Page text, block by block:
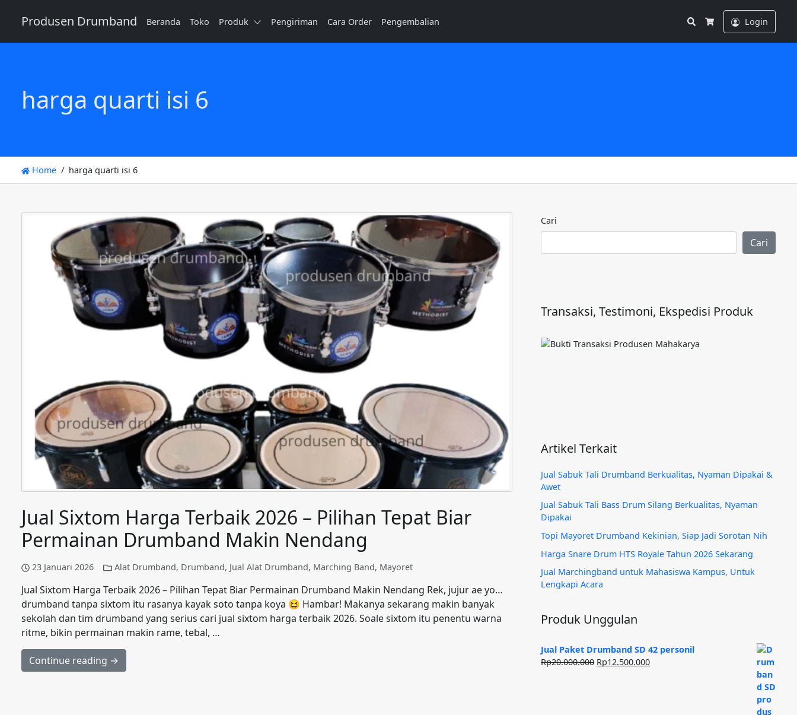
Produsen Drumband Beranda Toko Produk Pengiriman Cara Order Pengembalian
Search
Cart
Login
harga quarti isi 6
Home harga quarti isi 6
Jual Sixtom Harga Terbaik 2026 – Pilihan Tepat Biar
Permainan Drumband Makin Nendang
23 Januari 2026 Alat Drumband, Drumband, Jual Alat Drumband, Marching Band, Mayoret
Jual Sixtom Harga Terbaik 2026 – Pilihan Tepat Biar Permainan Drumband Makin Nendang Rek, jujur ae yo…
drumband tanpa sixtom itu rasanya kayak soto tanpa koya 😆 Hambar! Makanya sekarang makin banyak
sekolah dan tim drumband yang serius cari jual sixtom harga terbaik 2026. Soale sixtom itu penentu warna
ritme, bikin permainan makin rame, tebal, …
Continue reading →
Cari
Cari
Transaksi, Testimoni, Ekspedisi Produk
Artikel Terkait
Jual Sabuk Tali Drumband Berkualitas, Nyaman Dipakai &
Awet
Jual Sabuk Tali Bass Drum Silang Berkualitas, Nyaman
Dipakai
Topi Mayoret Drumband Kekinian, Siap Jadi Sorotan Nih
Harga Snare Drum HTS Royale Tahun 2026 Sekarang
Jual Marchingband untuk Mahasiswa Kampus, Untuk
Lengkapi Acara
Produk Unggulan
Jual Paket Drumband SD 42 personil
Rp20.000.000 Harga
Rp12.500.000Harga